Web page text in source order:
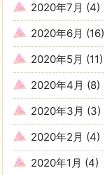
2020年7月 (4)
2020年6月 (16)
2020年5月 (11)
2020年4月 (8)
2020年3月 (3)
2020年2月 (4)
2020年1月 (4)